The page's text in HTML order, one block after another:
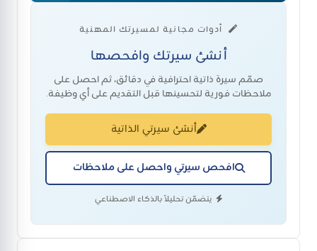
أدوات مجانية لمسيرتك المهنية
أنشئ سيرتك وافحصها
صمّم سيرة ذاتية احترافية في دقائق، ثم احصل على
ملاحظات فورية لتحسينها قبل التقديم على أي وظيفة.
أنشئ سيرتي الذاتية
افحص سيرتي واحصل على ملاحظات
يتضمّن تحليلاً بالذكاء الاصطناعي